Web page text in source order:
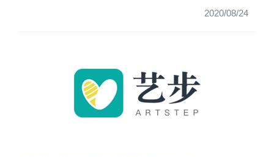
2020/08/24